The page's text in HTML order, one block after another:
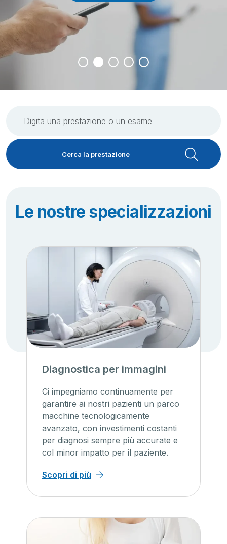
Scopri gli ambulatori Scopri i reparti
Le nostre specializzazioni
Diagnostica per immagini
Ci impegniamo continuamente per
garantire ai nostri pazienti un parco
macchine tecnologicamente
avanzato, con investimenti costanti
per diagnosi sempre più accurate e
col minor impatto per il paziente.
Scopri di più